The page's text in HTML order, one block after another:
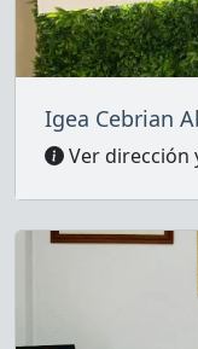
Igea Cebrian
Ver dirección